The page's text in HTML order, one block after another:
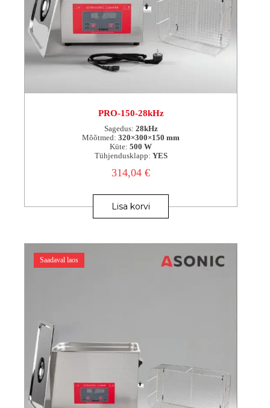
PRO-150-28kHz
Sagedus: 28kHz
Mõõtmed: 320×300×150 mm
Küte: 500 W
Tühjendusklapp: YES
314,04€
Lisa korvi
Saadaval laos